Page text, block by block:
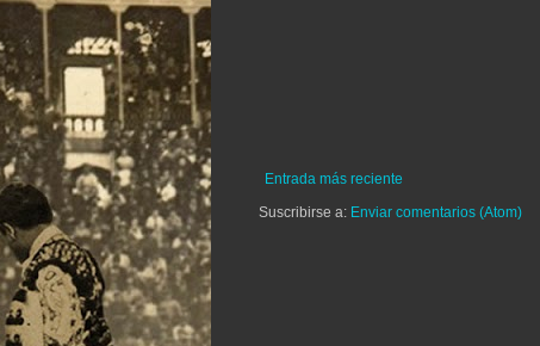
Entrada más reciente
Suscribirse a: Enviar comentarios (Atom)